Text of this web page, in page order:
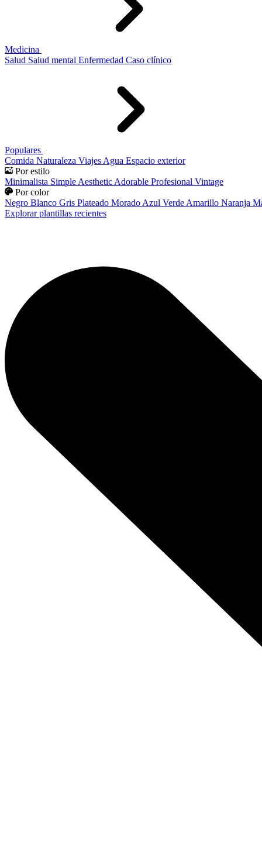
Medicina
Salud Salud mental Enfermedad Caso clínico
Populares
Comida Naturaleza Viajes Agua Espacio exterior
Por estilo
Minimalista Simple Aesthetic Adorable Profesional Vintage
Por color
Negro Blanco Gris Plateado Morado Azul Verde Amarillo Naranja
Explorar plantillas recientes